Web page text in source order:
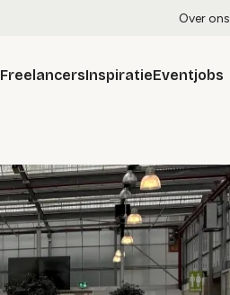
Over ons
FreelancersInspiratieEventjobs